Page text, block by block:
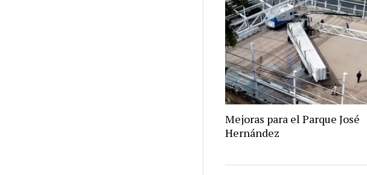
Mejoras para el Parque José
Hernández